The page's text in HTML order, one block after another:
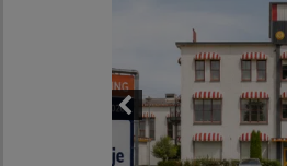
Previous